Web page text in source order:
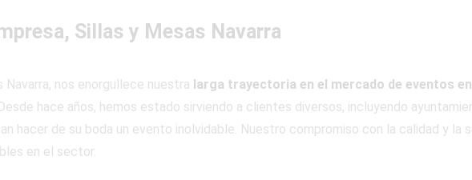
Sillas y Mesas Navarra
Navarra, nos enorgullece nuestra larga trayectoria en el mercado de eventos
hace años, hemos estado sirviendo a clientes diversos, incluyendo
hacer de su boda un evento inolvidable. Nuestro compromiso con la calidad y
en el sector.